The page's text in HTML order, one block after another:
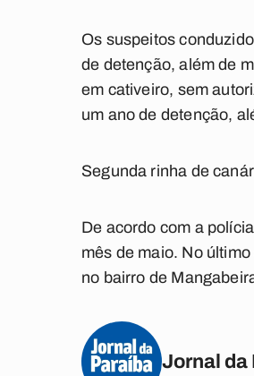
Os suspeitos
de detenção, além de
em cativeiro, sem
um ano de detenção,
Segunda rinha de
De acordo com a
mês de maio. No
no bairro de
Jornal da